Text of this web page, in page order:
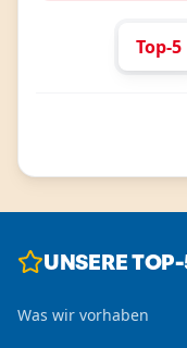
Top-5
UNSERE
Was wir vorhaben